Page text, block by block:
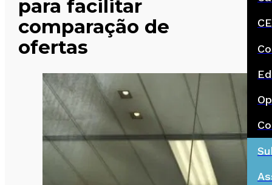
para facilitar
comparação de
ofertas